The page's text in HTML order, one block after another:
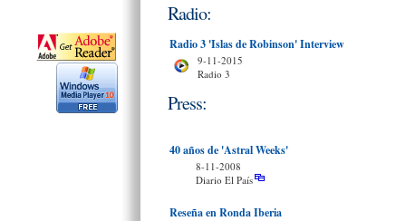
Radio:
Radio 3 'Islas de Robinson' Interview
9-11-2015
Radio 3
Press:
40 años de 'Astral Weeks'
8-11-2008
Diario El País
Reseña en Ronda Iberia